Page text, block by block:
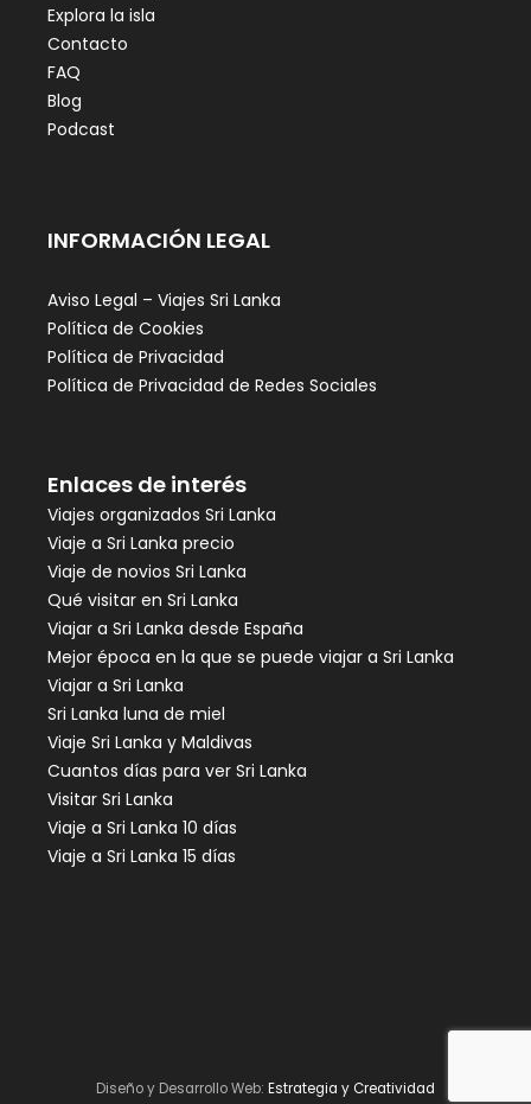
Explora la isla
Contacto
FAQ
Blog
Podcast
INFORMACIÓN LEGAL
Aviso Legal – Viajes Sri Lanka
Política de Cookies
Política de Privacidad
Política de Privacidad de Redes Sociales
Enlaces de interés
Viajes organizados Sri Lanka
Viaje a Sri Lanka precio
Viaje de novios Sri Lanka
Qué visitar en Sri Lanka
Viajar a Sri Lanka desde España
Mejor época en la que se puede viajar a Sri Lanka
Viajar a Sri Lanka
Sri Lanka luna de miel
Viaje Sri Lanka y Maldivas
Cuantos días para ver Sri Lanka
Visitar Sri Lanka
Viaje a Sri Lanka 10 días
Viaje a Sri Lanka 15 días
Diseño y Desarrollo Web: Estrategia y Creatividad